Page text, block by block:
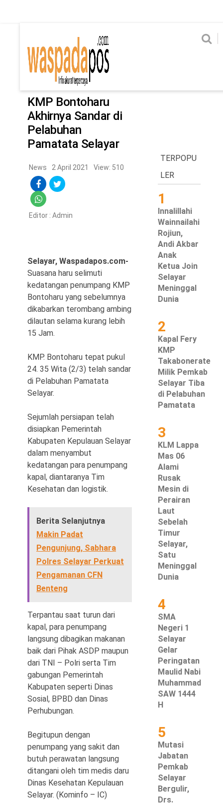
Home News
Ekonomi Hukum & Kriminal
Politik Metro
Hiburan Pendidikan
Tekno
Home
News
Ekonomi
Politik
Metro
Hiburan
Pendidikan
Edukasi
Tekno
Waspada
Home News Ekonomi Hukum & Kriminal
News
KMP Bontoharu
Akhirnya Sandar di
Pelabuhan
Pamatata Selayar
News 2 April 2021 View: 510
Editor : Admin
Selayar, Waspadapos.com-
Suasana haru selimuti
kedatangan penumpang KMP
Bontoharu yang sebelumnya
dikabarkan terombang ambing
dilautan selama kurang lebih
15 Jam.
KMP. Bontoharu tepat pukul
24. 35 Wita (2/3) telah sandar
di Pelabuhan Pamatata
Selayar.
Sejumlah persiapan telah
disiapkan Pemerintah
Kabupaten Kepulauan Selayar
dalam menyambut
kedatangan para penumpang
kapal, diantaranya Tim
Kesehatan dan logistik.
Berita Selanjutnya
Makin Padat
Pengunjung, Sabhara
Polres Selayar Perkuat
Pengamanan CFN
Benteng
Terpantau saat turun dari
kapal, para penumpang
langsung dibagikan makanan
baik dari Pihak ASDP maupun
dari TNI – Polri serta Tim
gabungan Pemerintah
Kabupaten seperti Dinas
Sosial, BPBD dan Dinas
Perhubungan.
Begitupun dengan
penumpang yang sakit dan
butuh perawatan langsung
ditangani oleh tim medis daru
Dinas Kesehatan Kepulauan
Selayar. (Kominfo – IC)
TERPOPU
LER
1
Innalillahi
Wainnailahi
Rojiun,
Andi Akbar
Anak
Ketua Join
Selayar
Meninggal
Dunia
2
Kapal Fery
KMP
Takabonerate
Milik Pemkab
Selayar Tiba
di Pelabuhan
Pamatata
3
KLM Lappa
Mas 06
Alami
Rusak
Mesin di
Perairan
Laut
Sebelah
Timur
Selayar,
Satu
Meninggal
Dunia
4
SMA
Negeri 1
Selayar
Gelar
Peringatan
Maulid Nabi
Muhammad
SAW 1444
H
5
Mutasi
Jabatan
Pemkab
Selayar
Bergulir,
Drs.